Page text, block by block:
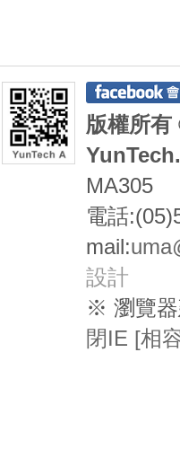
版權所
YunTech.
MA305
電話
mail:
設計
※ 瀏覽器
閉IE [相